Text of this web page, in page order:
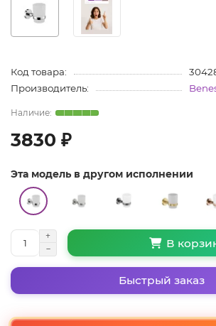
Код товара:
Производитель:
3830 ₽
Эта модель в другом исполнении
В
Быстрый заказ